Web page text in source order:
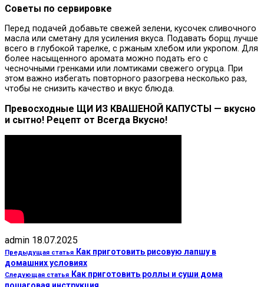
Советы по сервировке
Перед подачей добавьте свежей зелени, кусочек сливочного
масла или сметану для усиления вкуса. Подавать борщ лучше
всего в глубокой тарелке, с ржаным хлебом или укропом. Для
более насыщенного аромата можно подать его с
чесночными гренками или ломтиками свежего огурца. При
этом важно избегать повторного разогрева несколько раз,
чтобы не снизить качество и вкус блюда.
Превосходные ЩИ ИЗ КВАШЕНОЙ КАПУСТЫ — вкусно
и сытно! Рецепт от Всегда Вкусно!
admin 18.07.2025
Предыдущая статья Как приготовить рисовую лапшу в
домашних условиях
Следующая статья Как приготовить роллы и суши дома